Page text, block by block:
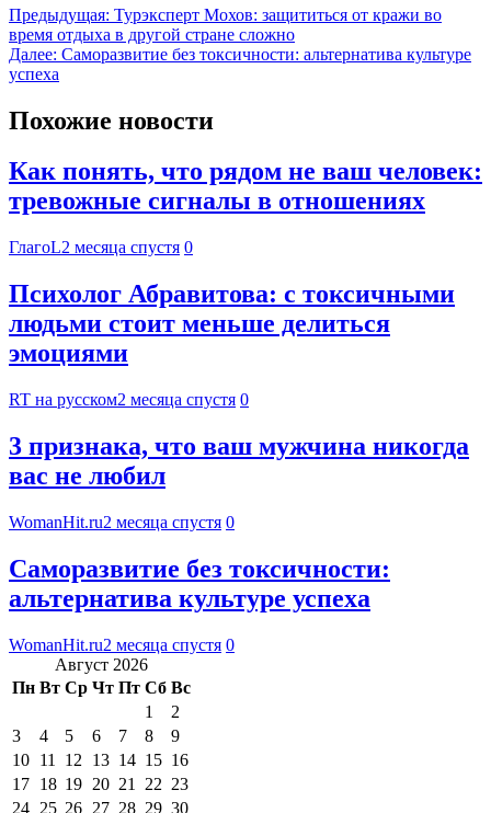
Предыдущая: Турэксперт Мохов: защититься от кражи во
время отдыха в другой стране сложно
Далее: Саморазвитие без токсичности: альтернатива культуре
успеха
Похожие новости
Как понять, что рядом не ваш человек:
тревожные сигналы в отношениях
ГлагоL2 месяца спустя 0
Психолог Абравитова: с токсичными
людьми стоит меньше делиться
эмоциями
RT на русском2 месяца спустя 0
3 признака, что ваш мужчина никогда
вас не любил
WomanHit.ru2 месяца спустя 0
Саморазвитие без токсичности:
альтернатива культуре успеха
WomanHit.ru2 месяца спустя 0
Август 2026
Пн Вт Ср Чт Пт Сб Вс
1
2
3
4 5 6 7 8
9
10 11 12 13 14 15 16
17 18 19 20 21 22 23
24 25 26 27 28 29 30